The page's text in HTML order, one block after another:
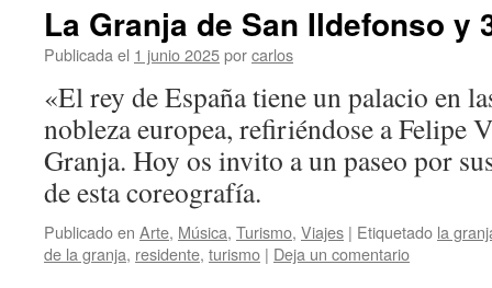
La Granja de San Ildefonso y
Publicada el 1 junio 2025porcarlos
«El rey de España tiene un palacio en
nobleza europea, refiriéndose a Felipe
Granja. Hoy os invito a un paseo por
de esta coreografía.
Publicado en Arte, Música, Turismo, Viajes | Etiquetado la
de la granja, residente, turismo | Deja un comentario